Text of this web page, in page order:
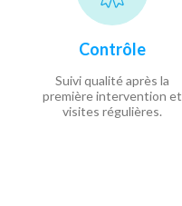
Contrôle
Suivi qualité après la
première intervention et
visites régulières.